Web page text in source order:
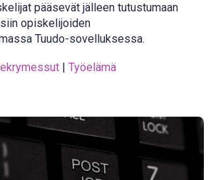
pääsevät jälleen tutustumaan
opiskelijoiden
Tuudo-sovelluksessa.
| Työelämä